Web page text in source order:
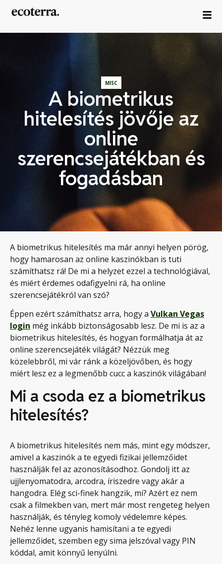
MISC
A biometrikus
hitelesítés jövője az
online
szerencsejátékban és
fogadásban
A biometrikus hitelesítés ma már annyi helyen pörög,
hogy hamarosan az online kaszinókban is tuti
számíthatsz rá! De mi a helyzet ezzel a technológiával,
és miért érdemes odafigyelni rá, ha online
szerencsejátékról van szó?
Éppen ezért számíthatsz arra, hogy a Vulkan Vegas
login még inkább biztonságosabb lesz. De mi is az a
biometrikus hitelesítés, és hogyan formálhatja át az
online szerencsejáték világát? Nézzük meg
közelebbről, mi vár ránk a közeljövőben, és hogy
miért lesz ez a legmenőbb cucc a kaszinók világában!
Mi a csoda ez a biometrikus
hitelesítés?
A biometrikus hitelesítés nem más, mint egy módszer,
amivel a kaszinók a te egyedi fizikai jellemzőidet
használják fel az azonosításodhoz. Gondolj itt az
ujjlenyomatodra, arcodra, íriszedre vagy akár a
hangodra. Elég sci-finek hangzik, mi? Azért ez nem
csak a filmekben van, mert már most rengeteg helyen
használják, és tényleg komoly védelemre képes.
Nehéz lenne ugyanis hamisítani a te egyedi
jellemzőidet, szemben egy sima jelszóval vagy PIN
kóddal, amit könnyű lenyúlni.